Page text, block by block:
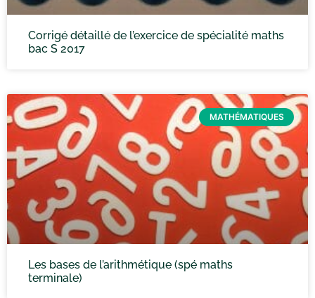
Corrigé détaillé de l’exercice de spécialité maths
bac S 2017
MATHÉMATIQUES
Les bases de l’arithmétique (spé maths
terminale)